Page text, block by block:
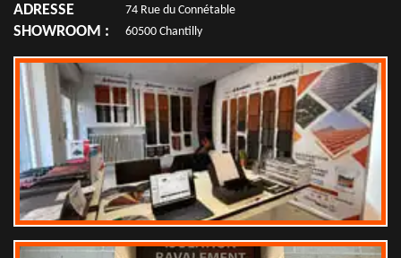
ADRESSE
SHOWROOM :
74 Rue du Connétable
60500 Chantilly